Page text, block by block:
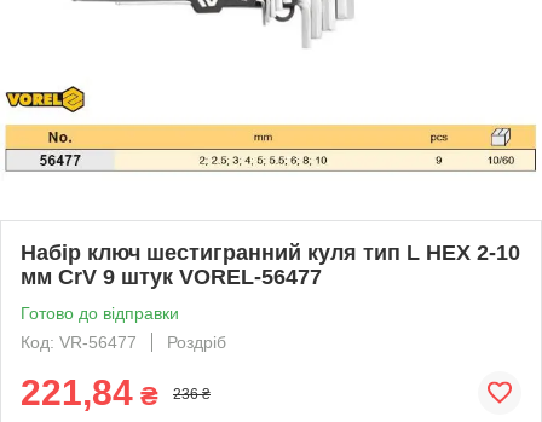
Набір ключ шестигранний куля тип L HEX 2-10
мм CrV 9 штук VOREL-56477
Готово до відправки
Код: VR-56477
Роздріб
221,84 ₴ 236 ₴